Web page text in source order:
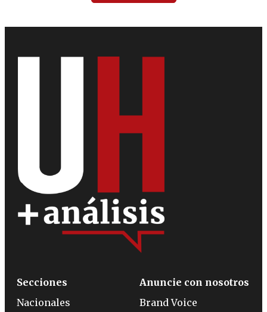
Secciones
Nacionales
Anuncie con nosotros
Brand Voice